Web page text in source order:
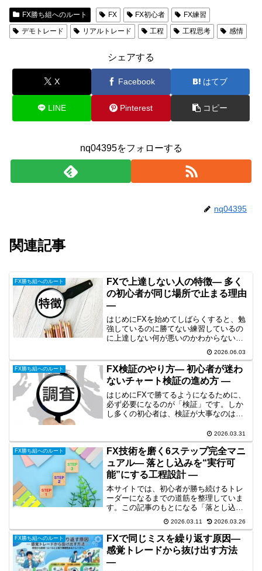
FX勝ち組へのルート FX FX初心者
FX練習
デモトレード
リアルトレード 工程 工程思考 感情
シェアする
X Facebook はてブ
LINE Pinterest コピー
nq04395をフォローする
nq04395
関連記事
FX勝ち組へのルート
FXで上達しない人の特徴― 多く
の初心者が同じ場所で止まる理由
―
はじめにFXを始めてしばらくすると、勉
強しているのに勝てない練習しているの
に上達しない何が悪いのかわからないと
いう状態になることがあります。実際、
多くの初心者が同じ場所で止まってしま
います。しかしそれは、「才能がないか
ら」ではありません。上...
2026.06.03
FX勝ち組へのルート
FX検証のやり方― 初心者が迷わ
ないチャート検証の進め方 ―
はじめにFXで勝てるようになるために、
必ず必要になるのが「検証」です。しか
し多くの初心者は、検証が大事なのはわ
という状態で止まってしまいます。そし
てチャートを眺めるだけなんとなくエン
トリーを探すといった効...
2026.03.31
FX勝ち組へのルート
FX技術を磨く6ステップ完全マニ
ュアル― 落とし込みを“実行可
能”にする工程設計 ―
本サイトでは、初心者が勝ち続けるトレ
ーダーになるまでの道筋を整理していま
す。この記事のもとになる「落とし込
み」の全体像については、下記で整理し
ています。👉初心者からFXで勝ち続ける
には？才能に頼らない「工程思考」の道
筋はじめに知識はある。ル...
2026.03.11 2026.03.26
FX勝ち組へのルート
FXで同じミスを繰り返す原因―
感覚トレードから抜け出す方法
―